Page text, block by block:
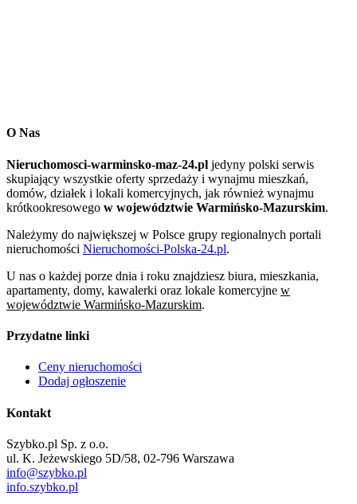
O Nas
Nieruchomosci-warminsko-maz-24.pl jedyny polski serwis
skupiający wszystkie oferty sprzedaży i wynajmu mieszkań,
domów, działek i lokali komercyjnych, jak również wynajmu
krótkookresowego w województwie Warmińsko-Mazurskim.
Należymy do największej w Polsce grupy regionalnych portali
nieruchomości Nieruchomości-Polska-24.pl.
U nas o każdej porze dnia i roku znajdziesz biura, mieszkania,
apartamenty, domy, kawalerki oraz lokale komercyjne w
województwie Warmińsko-Mazurskim.
Przydatne linki
Ceny nieruchomości
Dodaj ogłoszenie
Kontakt
Szybko.pl Sp. z o.o.
ul. K. Jeżewskiego 5D/58, 02-796 Warszawa
info@szybko.pl
info.szybko.pl